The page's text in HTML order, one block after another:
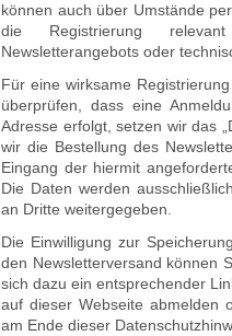
können auch über Umstände
die Registrierung
Newsletterangebots oder
Für eine wirksame
überprüfen, dass eine
Adresse erfolgt, setzen wir das
wir die Bestellung des
Eingang der hiermit
Die Daten werden
an Dritte weitergegeben.
Die Einwilligung zur
den Newsletterversand können
sich dazu ein entsprechender
auf dieser Webseite abmelden
am Ende dieser